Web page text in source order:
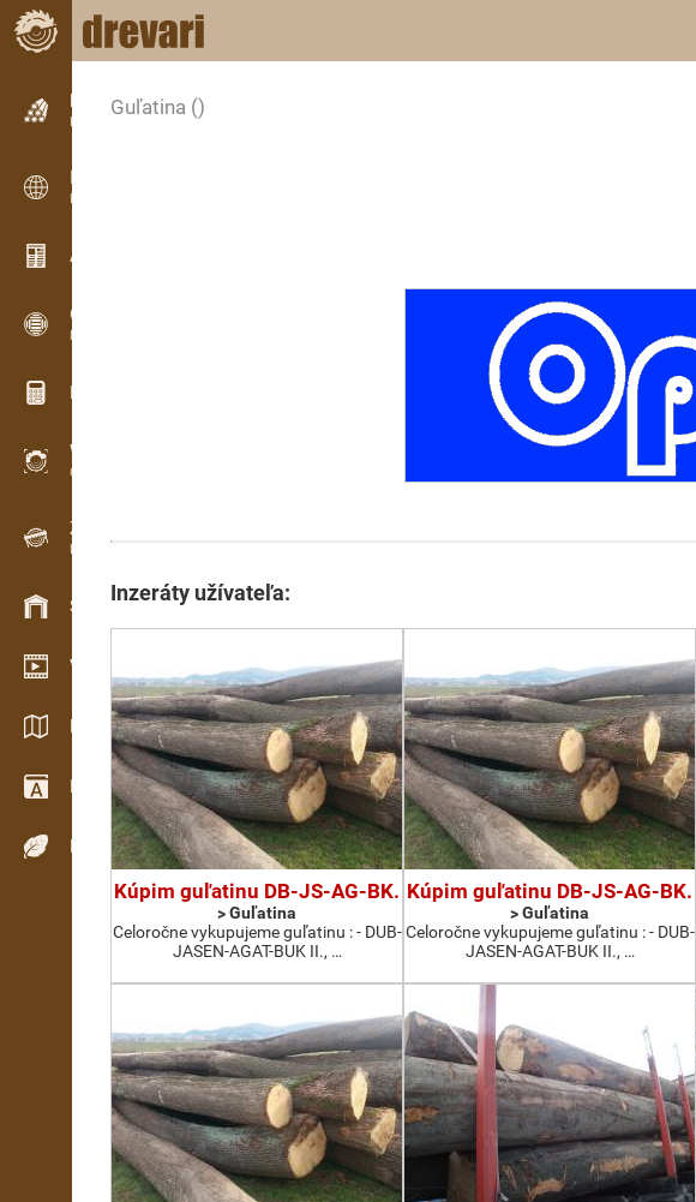
Inzercia
Riadková inzercia
Inzercia
Medzinárodná inzercia
Aktuality / Články
OPTI-TIMB
Porezové schémy
Drevárske kalkulačky
WoodProfi
Objem dreva s AI
Záznamník
Evidencia dreva v teréne
Skladové hospodárstvo
Video showroom
Katalógy / Brožúry
Drevársky slovník
Dreviny
Guľatina ()
Inzeráty užívateľa:
Kúpim guľatinu DB-JS-AG-BK.
> Guľatina
Celoročne vykupujeme guľatinu : - DUB-
JASEN-AGAT-BUK II., …
Kúpim guľatinu DB-JS-AG-BK.
> Guľatina
Celoročne vykupujeme guľatinu : - DUB-
JASEN-AGAT-BUK II., …